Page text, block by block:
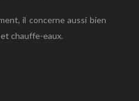
il concerne aussi bien
chauffe-eaux.